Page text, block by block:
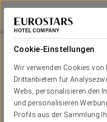
Cookie-Einstellungen
Wir verwenden Cookies von
Drittanbietern für
Webs, personalisieren den
und personalisieren
Profils aus der Sammlung
Exe Gran Hotel Almenar
MADRID
Romantisches Erlebnis